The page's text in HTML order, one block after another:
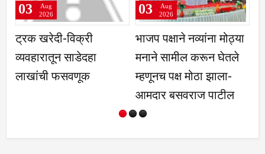
ट्रक खरेदी-विक्री
व्यवहारातून साडेदहा
लाखांची फसवणूक
03
Aug
2026
भाजप पक्षाने नव्यांना मोठ्या
मनाने सामील करून घेतले
म्हणूनच पक्ष मोठा झाला-
आमदार बसवराज पाटील
03
Aug
2026
03